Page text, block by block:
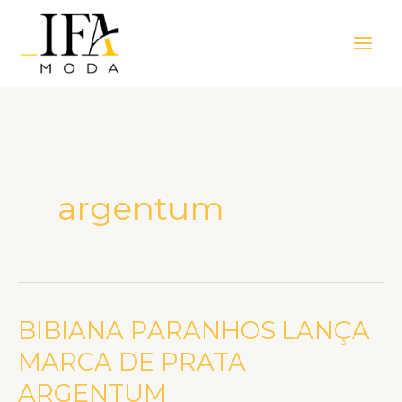
Menu
argentum
BIBIANA PARANHOS LANÇA
MARCA DE PRATA
ARGENTUM
BIBIANA
PARANHOS
LANÇA
MARCA